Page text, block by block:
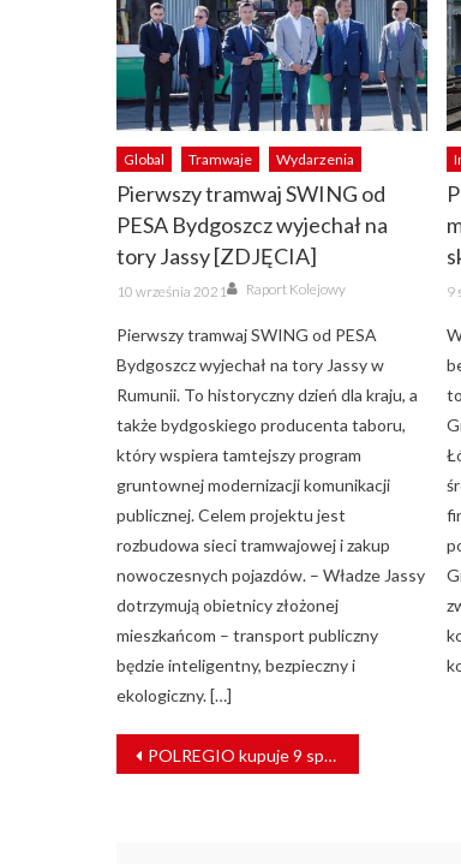
Global Tramwaje Wydarzenia
Pierwszy tramwaj SWING od
PESA Bydgoszcz wyjechał na
tory Jassy [ZDJĘCIA]
Posted
on
10 września 2021 Author
Raport Kolejowy
Pierwszy tramwaj SWING od PESA
Bydgoszcz wyjechał na tory Jassy w
Rumunii. To historyczny dzień dla kraju, a
także bydgoskiego producenta taboru,
który wspiera tamtejszy program
gruntownej modernizacji komunikacji
publicznej. Celem projektu jest
rozbudowa sieci tramwajowej i zakup
nowoczesnych pojazdów. – Władze Jassy
dotrzymują obietnicy złożonej
mieszkańcom – transport publiczny
będzie inteligentny, bezpieczny i
ekologiczny. […]
on
9
NAWIGACJA
WPISU
POLREGIO kupuje 9 spalinowych pojazdów. Umowa podpisana